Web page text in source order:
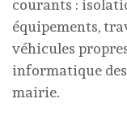
courants :
équipements,
véhicules
informatique des
mairie.